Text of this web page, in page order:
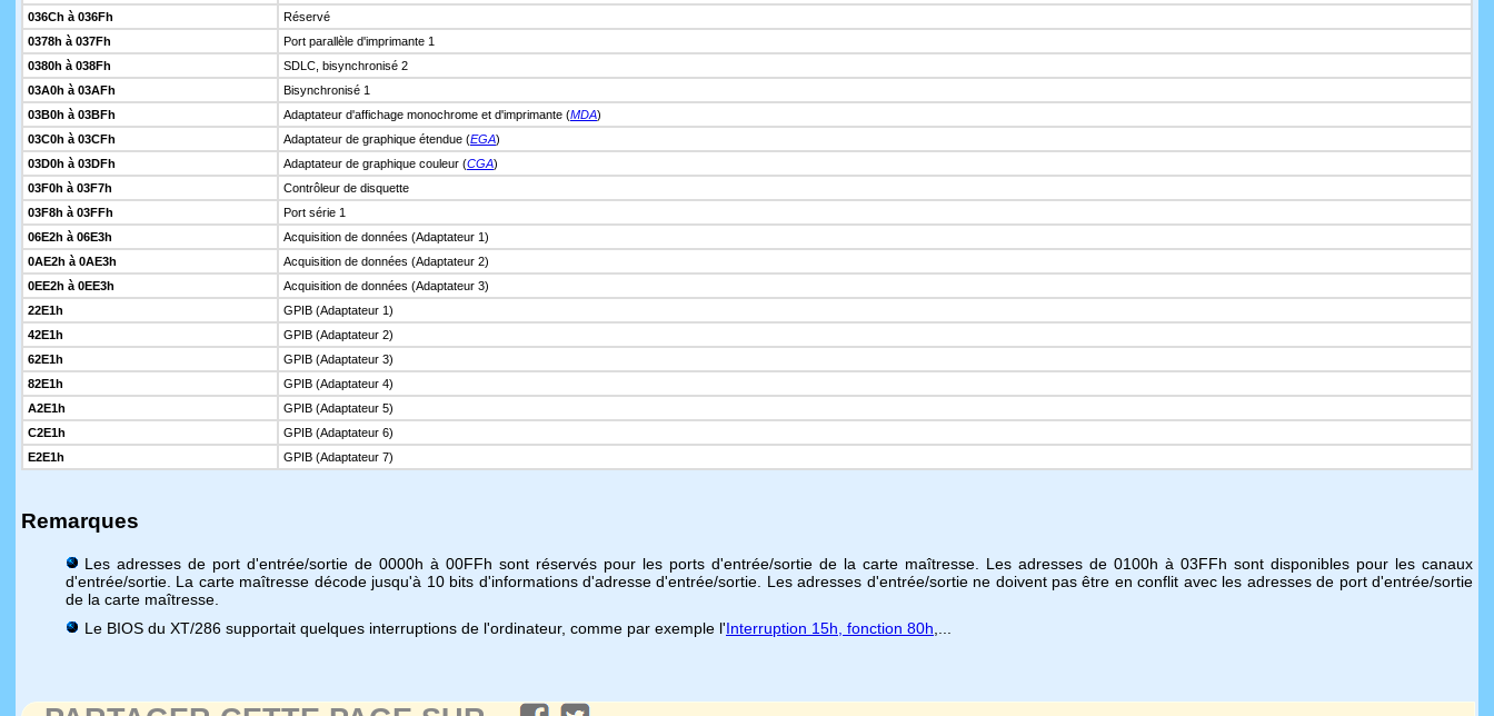
036Ch à 036Fh
Réservé
0378h à 037Fh
Port parallèle d'imprimante 1
0380h à 038Fh
SDLC, bisynchronisé 2
03A0h à 03AFh
Bisynchronisé 1
03B0h à 03BFh
Adaptateur d'affichage monochrome et d'imprimante (MDA)
03C0h à 03CFh
Adaptateur de graphique étendue (EGA)
03D0h à 03DFh
Adaptateur de graphique couleur (CGA)
03F0h à 03F7h
Contrôleur de disquette
03F8h à 03FFh
Port série 1
06E2h à 06E3h
Acquisition de données (Adaptateur 1)
0AE2h à 0AE3h
Acquisition de données (Adaptateur 2)
0EE2h à 0EE3h
Acquisition de données (Adaptateur 3)
22E1h
GPIB (Adaptateur 1)
42E1h
GPIB (Adaptateur 2)
62E1h
GPIB (Adaptateur 3)
82E1h
GPIB (Adaptateur 4)
A2E1h
GPIB (Adaptateur 5)
C2E1h
GPIB (Adaptateur 6)
E2E1h
GPIB (Adaptateur 7)
Remarques
Les adresses de port d'entrée/sortie de 0000h à 00FFh sont réservés pour les ports d'entrée/sortie de la carte maîtresse. Les adresses de 0100h à 03FFh sont disponibles pour les canaux
d'entrée/sortie. La carte maîtresse décode jusqu'à 10 bits d'informations d'adresse d'entrée/sortie. Les adresses d'entrée/sortie ne doivent pas être en conflit avec les adresses de port d'entrée/sortie
de la carte maîtresse.
Le BIOS du XT/286 supportait quelques interruptions de l'ordinateur, comme par exemple l'Interruption 15h, fonction 80h